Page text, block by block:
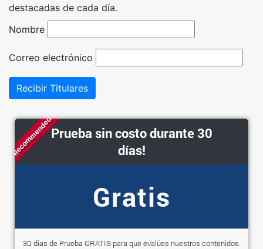
destacadas de cada día.
Nombre
Correo electrónico
Recibir Titulares
RecommendedPrueba sin costo durante 30
días!
Gratis
30 días de Prueba GRATIS para que evalúes nuestros contenidos.